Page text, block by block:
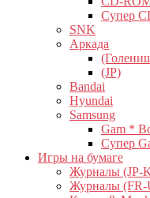
Супер
SNK
Аркада
(JP)
Bandai
Hyundai
Samsung
Gam *
Супер
Игры на бумаге
Журналы (JP-
Журналы